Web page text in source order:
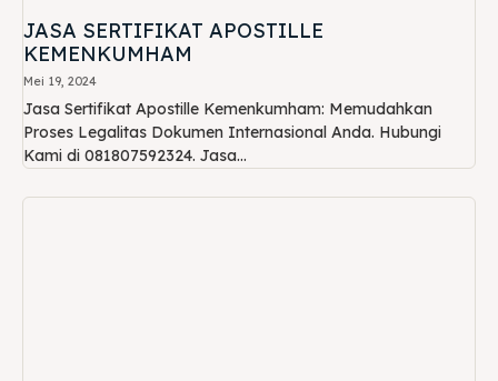
JASA SERTIFIKAT APOSTILLE
KEMENKUMHAM
Mei 19, 2024
Jasa Sertifikat Apostille Kemenkumham: Memudahkan
Proses Legalitas Dokumen Internasional Anda. Hubungi
Kami di 081807592324. Jasa...